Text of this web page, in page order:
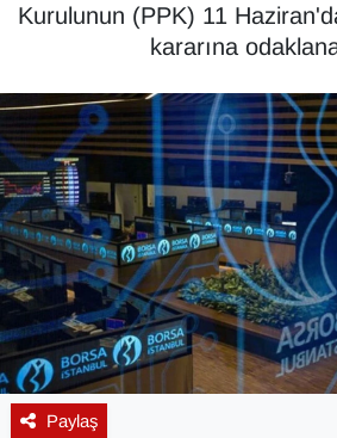
Kurulunun (PPK) 11
kararına
Paylaş
Deprem
Diğer
DÜNYA
EĞİTİM
EKONOMİ
Eleman
Son Dakika Haberleri